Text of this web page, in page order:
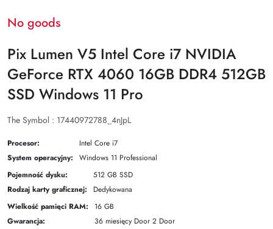
No goods
Pix Lumen V5 Intel Core i7 NVIDIA
GeForce RTX 4060 16GB DDR4 512GB
SSD Windows 11 Pro
The Symbol : 17440972788_4nJpL
Procesor:
Intel Core i7
System operacyjny:
Windows 11 Professional
Pojemność dysku:
512 GB SSD
Rodzaj karty graficznej:
Dedykowana
Wielkość pamięci RAM:
16 GB
Gwarancja:
36 miesięcy Door 2 Door